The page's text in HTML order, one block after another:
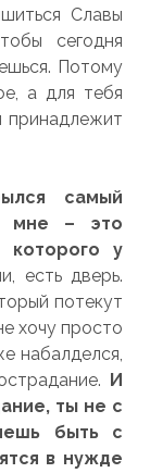
Славы
сегодня
Потому
а для тебя
принадлежит
самый
мне – это
которого у
есть дверь.
потекут
хочу просто
набалделся,
И
ты не с
быть с
в нужде